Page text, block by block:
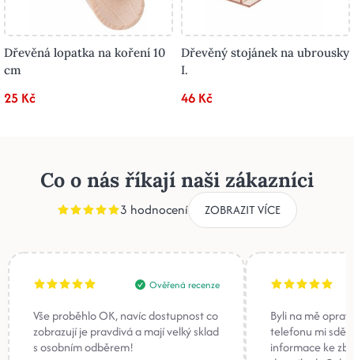
Dřevěná lopatka na koření 10
cm
25 Kč
Dřevěný stojánek na ubrousky
I.
46 Kč
Co o nás říkají naši zákazníci
3 hodnocení ZOBRAZIT VÍCE
Ověřená recenze
Vše proběhlo OK, navíc dostupnost co
zobrazují je pravdivá a mají velký sklad
s osobním odběrem!
Byli na mě
telefonu mi
informace ke